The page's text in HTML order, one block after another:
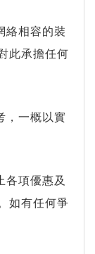
絡相容的裝
此承擔任何
，一概以實
項優惠及
如有任何爭